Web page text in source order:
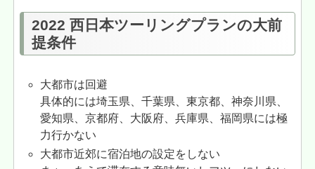
2022 西日本ツーリングプランの大前
提条件
大都市は回避
具体的には埼玉県、千葉県、東京都、神奈川県、
愛知県、京都府、大阪府、兵庫県、福岡県には極
力行かない
大都市近郊に宿泊地の設定をしない